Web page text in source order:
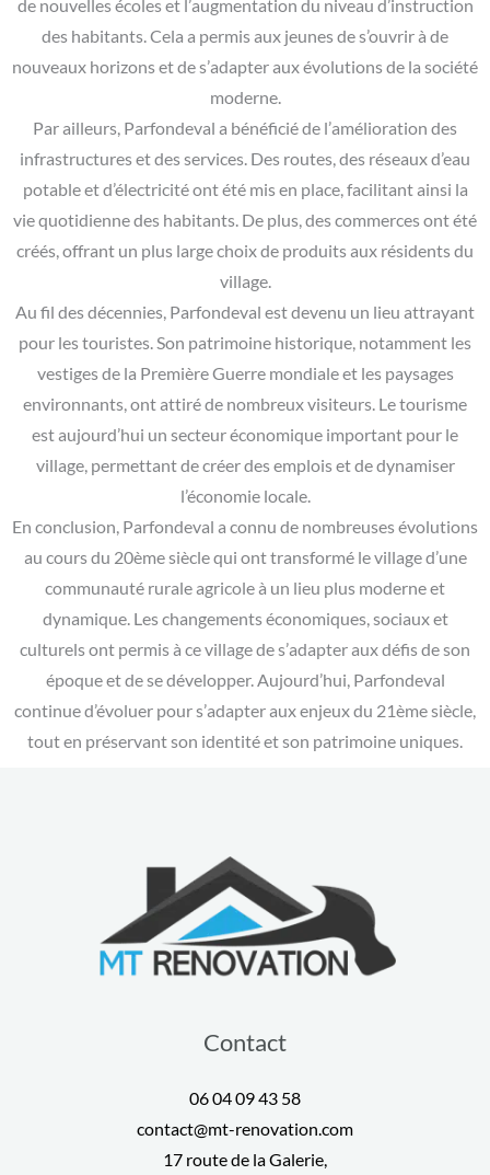
de nouvelles écoles et l’augmentation du niveau d’instruction
des habitants. Cela a permis aux jeunes de s’ouvrir à de
nouveaux horizons et de s’adapter aux évolutions de la société
moderne.
Par ailleurs, Parfondeval a bénéficié de l’amélioration des
infrastructures et des services. Des routes, des réseaux d’eau
potable et d’électricité ont été mis en place, facilitant ainsi la
vie quotidienne des habitants. De plus, des commerces ont été
créés, offrant un plus large choix de produits aux résidents du
village.
Au fil des décennies, Parfondeval est devenu un lieu attrayant
pour les touristes. Son patrimoine historique, notamment les
vestiges de la Première Guerre mondiale et les paysages
environnants, ont attiré de nombreux visiteurs. Le tourisme
est aujourd’hui un secteur économique important pour le
village, permettant de créer des emplois et de dynamiser
l’économie locale.
En conclusion, Parfondeval a connu de nombreuses évolutions
au cours du 20ème siècle qui ont transformé le village d’une
communauté rurale agricole à un lieu plus moderne et
dynamique. Les changements économiques, sociaux et
culturels ont permis à ce village de s’adapter aux défis de son
époque et de se développer. Aujourd’hui, Parfondeval
continue d’évoluer pour s’adapter aux enjeux du 21ème siècle,
tout en préservant son identité et son patrimoine uniques.
Contact
06 04 09 43 58
contact@mt-renovation.com
17 route de la Galerie,